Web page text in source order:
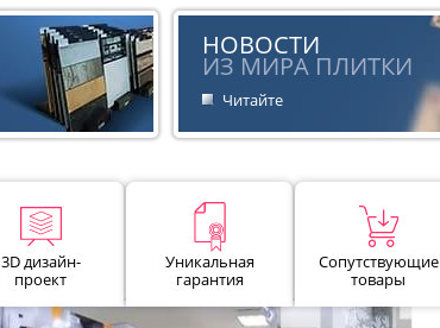
НОВОСТИ
ИЗ МИРА ПЛИТКИ
Читайте
3D дизайн-
проект
Уникальная
гарантия
Сопутствующие
товары